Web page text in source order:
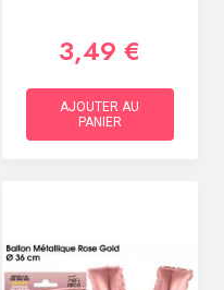
3,49 €
AJOUTER AU
PANIER